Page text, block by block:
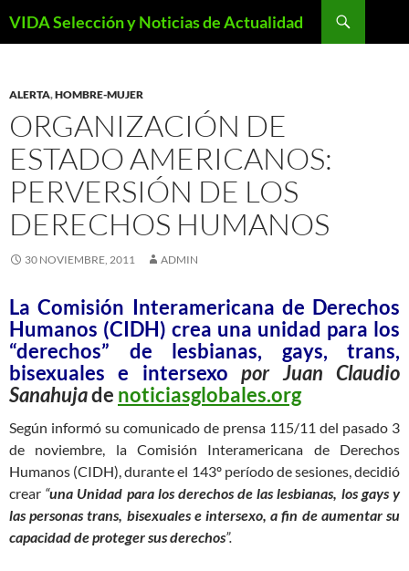
VIDA Selección y Noticias de Actualidad
ALERTA,HOMBRE-MUJER
ORGANIZACIÓN DE
ESTADO AMERICANOS:
PERVERSIÓN DE LOS
DERECHOS HUMANOS
30 NOVIEMBRE, 2011 ADMIN
La Comisión Interamericana de Derechos
Humanos (CIDH) crea una unidad para los
“derechos” de lesbianas, gays, trans,
bisexuales e intersexo por Juan Claudio
Sanahujade noticiasglobales.org
Según informó su comunicado de prensa 115/11 del pasado 3
de noviembre, la Comisión Interamericana de Derechos
Humanos (CIDH), durante el 143º período de sesiones, decidió
crear “una Unidad para los derechos de las lesbianas, los gays y
las personas trans, bisexuales e intersexo, a fin de aumentar su
capacidad de proteger sus derechos”.